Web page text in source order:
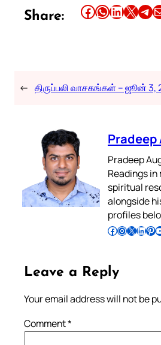
Share: Share this article on Facebook Share this article on WhatsApp Share this article on LinkedIn Share this article on X Share this article on TelegramEmail this Article
← திருப்பலி வாசகங்கள் – ஜூன் 3,
Pradeep
Readings
spiritual
alongside
profiles
Follow Pradeep on Facebook Follow Pradeep on InstagramFollow Pradeep on X Follow Pradeep on LinkedIn Follow Pradeep on Pinterest Subscribe to Pradeep’s Youtube Channel
Leave a Reply
Your email address will not be
Comment*